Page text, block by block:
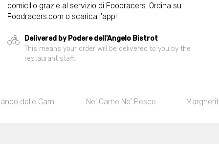
domicilio grazie al servizio di Foodracers. Ordina su
Foodracers.com o scarica l'app!
Delivered by Podere dell'Angelo Bistrot
This means your order will be delivered to you by the
restaurant staff.
delle Carni Ne' Carne Ne' Pesce